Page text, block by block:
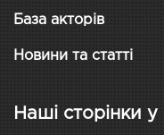
База акторів
Новини та статті
Наші сторінки